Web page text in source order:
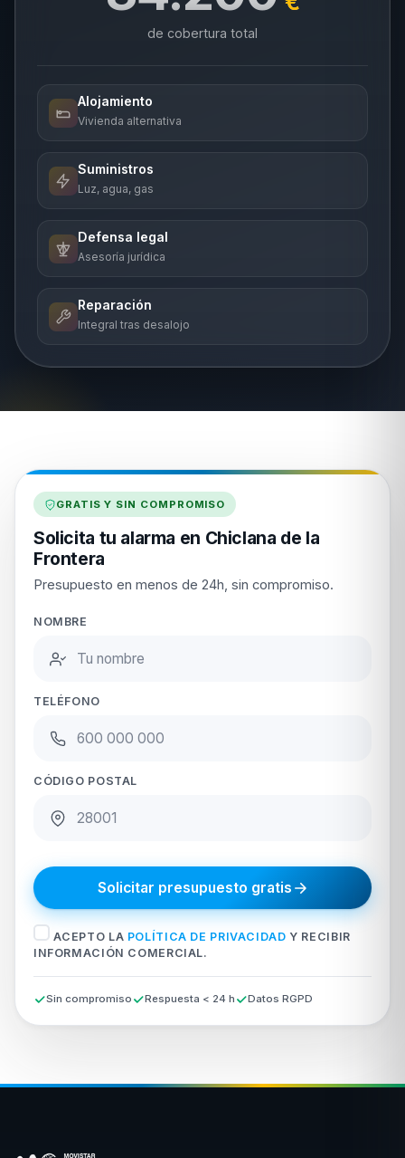
de cobertura total
Alojamiento
Vivienda alternativa
Suministros
Luz, agua, gas
Defensa legal
Asesoría jurídica
Reparación
Integral tras desalojo
GRATIS Y SIN COMPROMISO
Solicita tu alarma en Chiclana de la
Frontera
Presupuesto en menos de 24h, sin compromiso.
NOMBRE
TELÉFONO
CÓDIGO POSTAL
Solicitar presupuesto gratis
ACEPTO LA POLÍTICA DE PRIVACIDAD Y RECIBIR
INFORMACIÓN COMERCIAL.
Sin compromiso Respuesta < 24 h Datos RGPD